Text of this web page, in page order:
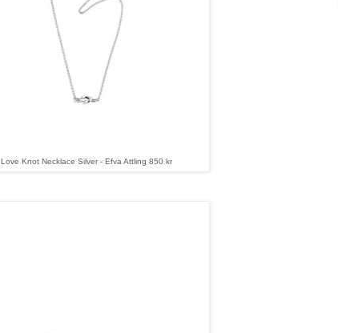
Love Knot Necklace Silver - Efva Attling 850 kr